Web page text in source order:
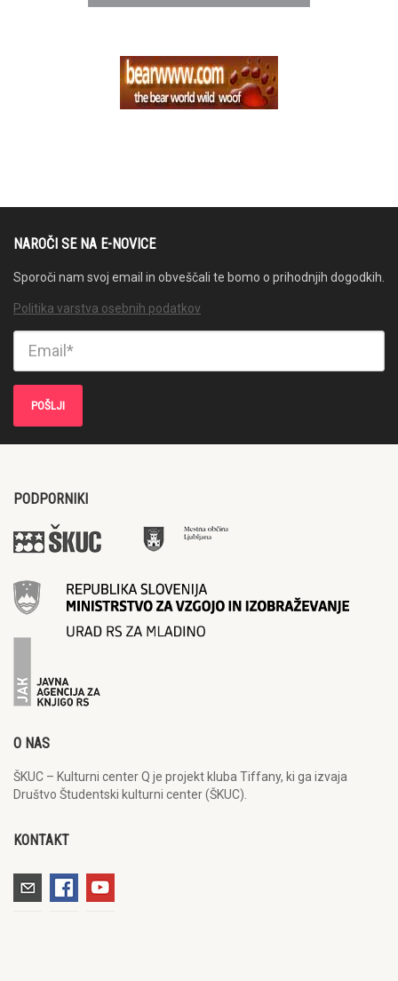
NAROČI SE NA E-NOVICE
Sporoči nam svoj email in obveščali te bomo o prihodnjih dogodkih.
Politika varstva osebnih podatkov
PODPORNIKI
O NAS
ŠKUC – Kulturni center Q je projekt kluba Tiffany, ki ga izvaja
Društvo Študentski kulturni center (ŠKUC).
KONTAKT